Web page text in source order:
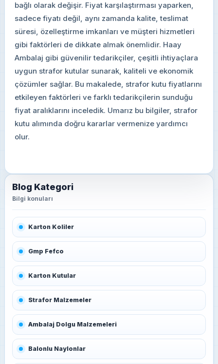
Blog Kategori
Karton Koliler
Gmp Fefco
Karton Kutular
Strafor Malzemeler
Ambalaj Dolgu Malzemeleri
Balonlu Naylonlar
bağlı olarak değişir. Fiyat karşılaştırması yaparken,
sadece fiyatı değil, aynı zamanda kalite, teslimat
süresi, özelleştirme imkanları ve müşteri hizmetleri
gibi faktörleri de dikkate almak önemlidir. Haay
Ambalaj gibi güvenilir tedarikçiler, çeşitli ihtiyaçlara
uygun strafor kutular sunarak, kaliteli ve ekonomik
çözümler sağlar. Bu makalede, strafor kutu fiyatlarını
etkileyen faktörleri ve farklı tedarikçilerin sunduğu
fiyat aralıklarını inceledik. Umarız bu bilgiler, strafor
kutu alımında doğru kararlar vermenize yardımcı
olur.